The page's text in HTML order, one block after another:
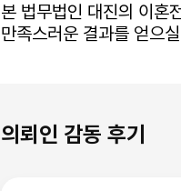
본 법무법인 대진의 이혼
만족스러운 결과를 얻으
의뢰인 감동 후기